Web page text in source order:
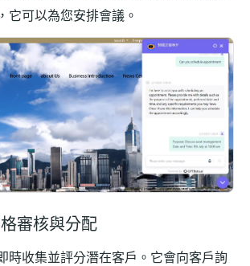
它可以為您安排會議。
審核與分配
時收集並評分潛在客戶。它會向客戶詢